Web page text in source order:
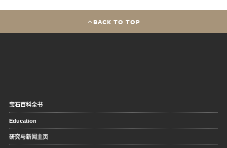
BACK TO TOP
宝石百科全书
Education
研究与新闻主页